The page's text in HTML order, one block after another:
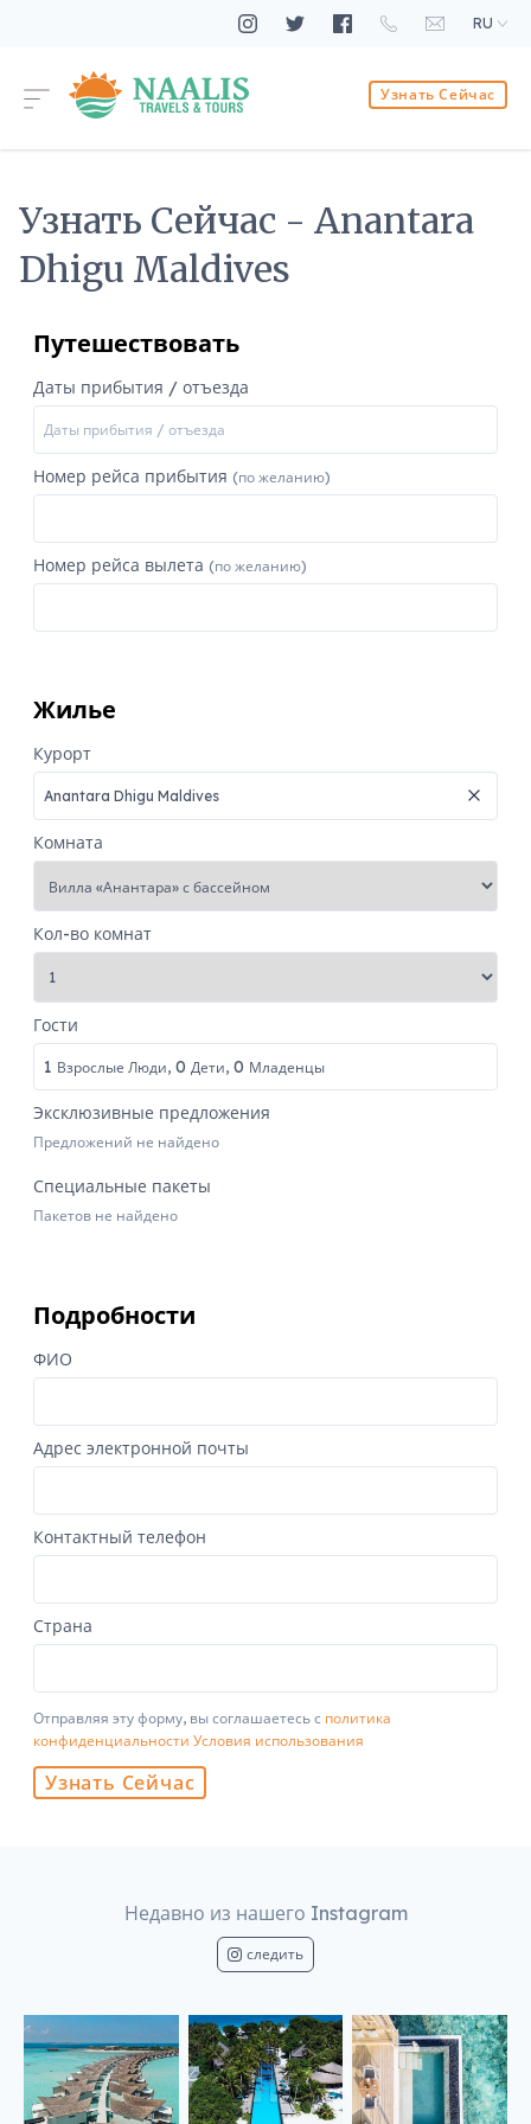
RU
Узнать Сейчас
Узнать Сейчас - Anantara
Dhigu Maldives
Путешествовать
Даты прибытия / отъезда
Номер рейса прибытия (по желанию)
Номер рейса вылета (по желанию)
Жилье
Курорт
Комната
Кол-во комнат
Гости
1 Взрослые Люди, 0 Дети, 0 Младенцы
Эксклюзивные предложения
Предложений не найдено
Специальные пакеты
Пакетов не найдено
Подробности
ФИО
Адрес электронной почты
Контактный телефон
Страна
Отправляя эту форму, вы соглашаетесь с политика
конфиденциальности Условия использования
Узнать Сейчас
Недавно из нашего Instagram
следить